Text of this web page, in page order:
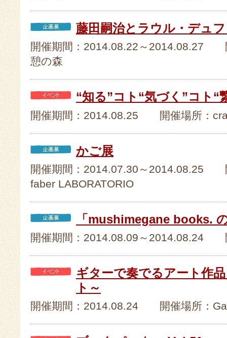
藤田嗣治とラウル・デュ
開催期間：2014.08.22～2014.08.27
憩の森
“知る”コト“気づく”コト“
開催期間：2014.08.25 開催場所：
かご展
開催期間：2014.07.30～2014.08.25
faber LABORATORIO
「mushimegane books.
開催期間：2014.08.09～2014.08.24
ギターで奏でるアート作
ト～
開催期間：2014.08.24 開催場所：